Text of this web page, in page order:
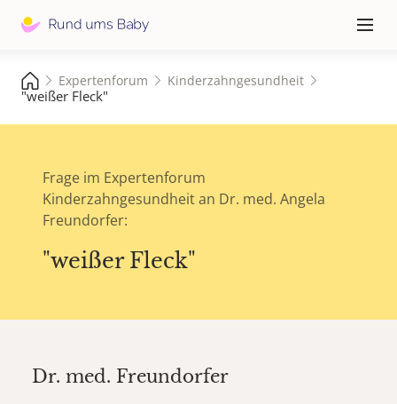
≡
Expertenforum Kinderzahngesundheit
"weißer Fleck"
Frage im Expertenforum
Kinderzahngesundheit an Dr. med. Angela
Freundorfer:
"weißer Fleck"
Dr. med. Freundorfer